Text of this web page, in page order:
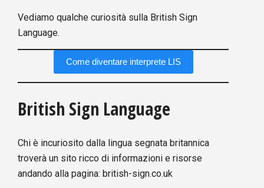
Vediamo qualche curiosità sulla British Sign
Language.
Come diventare interprete LIS
British Sign Language
Chi è incuriosito dalla lingua segnata britannica
troverà un sito ricco di informazioni e risorse
andando alla pagina: british-sign.co.uk